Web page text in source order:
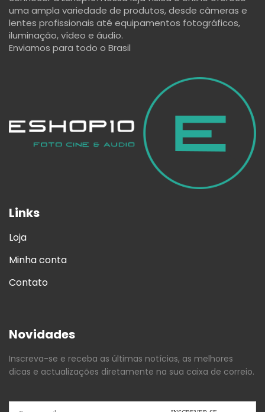
uma ampla variedade de produtos, desde câmeras e
lentes profissionais até equipamentos fotográficos,
iluminação, vídeo e áudio.
Enviamos para todo o Brasil
Links
Loja
Minha conta
Contato
Novidades
Inscreva-se e receba as últimas notícias, as melhores
dicas e actualizações diretamente na sua caixa de correio.